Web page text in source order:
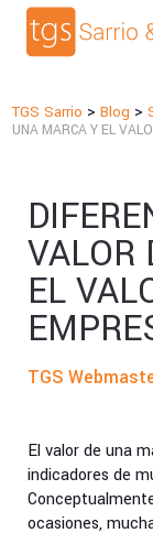
TGS Sarrio >Blog >
UNA MARCA Y EL
VALOR
EL
TGS
El valor de una
indicadores de
ocasiones,